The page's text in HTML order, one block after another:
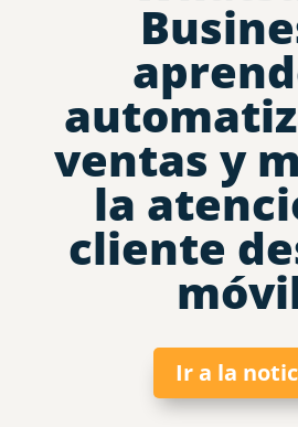
ventas y
la
cliente
Ir a la